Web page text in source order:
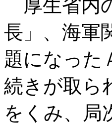
厚生省内
長」、海軍
題になった
続きが取ら
をくみ、局